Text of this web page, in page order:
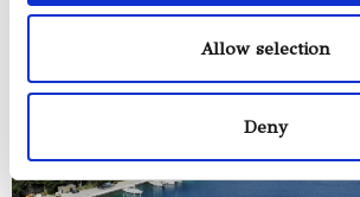
Allow selection
Deny